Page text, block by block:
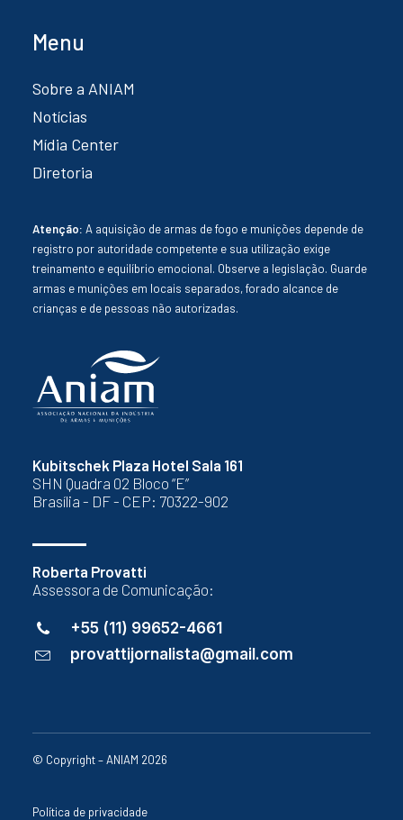
Kubitschek Plaza Hotel Sala 161
SHN Quadra 02 Bloco “E”
Brasília - DF - CEP: 70322-902
Roberta Provatti
Assessora de Comunicação:
+55 (11) 99652-4661
provattijornalista@gmail.com
Menu
Sobre a ANIAM
Notícias
Mídia Center
Diretoria
Atenção: A aquisição de armas de fogo e munições depende de
registro por autoridade competente e sua utilização exige
treinamento e equilíbrio emocional. Observe a legislação. Guarde
armas e munições em locais separados, forado alcance de
crianças e de pessoas não autorizadas.
© Copyright – ANIAM 2026
Política de privacidade